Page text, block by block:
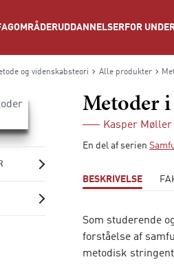
UDDANNELSER FOR
og videnskabsteori Alle produkter
Metoder
Kasper Møller
En del af serien
BESKRIVELSE
Som studerende
forståelse af
metodisk